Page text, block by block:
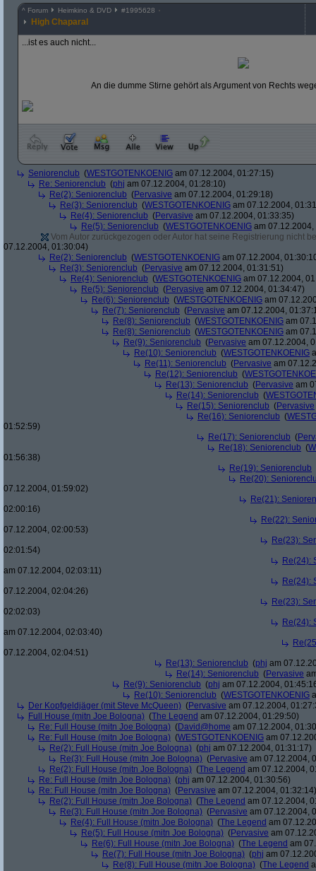
^ Forum Heimkino & DVD #1995628
High Chaparal
...ist es auch nicht...
An die dumme Stirne gehört als Argument von Rechts
Seniorenclub (WESTGOTENKOENIG am 07.12.2004, 01:27:15)
Re: Seniorenclub (phj am 07.12.2004, 01:28:10)
Re(2): Seniorenclub (Pervasive am 07.12.2004, 01:29:18)
Re(3): Seniorenclub (WESTGOTENKOENIG am 07.12.2004,
Re(4): Seniorenclub (Pervasive am 07.12.2004, 01:33:35)
Re(5): Seniorenclub (WESTGOTENKOENIG am
Vom Autor zurückgezogen oder Autor hat seine Registrierung nicht
07.12.2004, 01:30:04)
Re(2): Seniorenclub (WESTGOTENKOENIG am 07.12.2004,
Re(3): Seniorenclub (Pervasive am 07.12.2004, 01:31:51)
Re(4): Seniorenclub (WESTGOTENKOENIG am 07.12.2004,
Re(5): Seniorenclub (Pervasive am 07.12.2004, 01:34:47)
Re(6): Seniorenclub (WESTGOTENKOENIG am
Re(7): Seniorenclub (Pervasive am 07.12.2004,
Re(8): Seniorenclub (WESTGOTENKOENIG am
Re(8): Seniorenclub (WESTGOTENKOENIG am
Re(9): Seniorenclub (Pervasive am 07.12.2004,
Re(10): Seniorenclub (WESTGOTENKOENIG
Re(11): Seniorenclub (Pervasive am
Re(12): Seniorenclub (
Re(13): Seniorenclub (Pervasive am
Re(14): Seniorenclub (
Re(15): Seniorenclub (Pervasive
Re(16): Seniorenclub (
01:52:59)
Re(17): Seniorenclub (
Re(18): Seniorenclub (
01:56:38)
Re(19): Seniorenclub
Re(20):
07.12.2004, 01:59:02)
Re(21):
02:00:16)
Re(22):
07.12.2004, 02:00:53)
Re(23):
02:01:54)
Re(24):
am 07.12.2004, 02:03:11)
Re(24):
07.12.2004, 02:04:26)
Re(23):
02:02:03)
Re(24):
am 07.12.2004, 02:03:40)
07.12.2004, 02:04:51)
Re(13): Seniorenclub (phj am
Re(14): Seniorenclub (Pervasive
Re(9): Seniorenclub (phj am 07.12.2004,
Re(10): Seniorenclub (WESTGOTENKOENIG
Der Kopfgeldjäger (mit Steve McQueen) (Pervasive am 07.12.2004,
Full House (mitn Joe Bologna) (The Legend am 07.12.2004, 01:29:50)
Re: Full House (mitn Joe Bologna) (David@home am 07.12.2004,
Re: Full House (mitn Joe Bologna) (WESTGOTENKOENIG am
Re(2): Full House (mitn Joe Bologna) (phj am 07.12.2004, 01:31:17)
Re(3): Full House (mitn Joe Bologna) (Pervasive am 07.12.2004,
Re(2): Full House (mitn Joe Bologna) (The Legend am 07.12.2004,
Re: Full House (mitn Joe Bologna) (phj am 07.12.2004, 01:30:56)
Re: Full House (mitn Joe Bologna) (Pervasive am 07.12.2004, 01:32:14)
Re(2): Full House (mitn Joe Bologna) (The Legend am 07.12.2004,
Re(3): Full House (mitn Joe Bologna) (Pervasive am 07.12.2004,
Re(4): Full House (mitn Joe Bologna) (The Legend am
Re(5): Full House (mitn Joe Bologna) (Pervasive am
Re(6): Full House (mitn Joe Bologna) (The Legend am
Re(7): Full House (mitn Joe Bologna) (phj am
Re(8): Full House (mitn Joe Bologna) (The Legend